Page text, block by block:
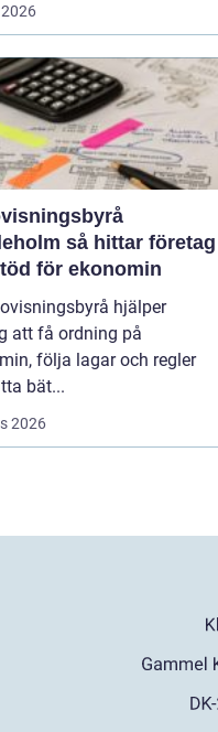
hittar företag
för ekonomin
hjälper
att få ordning på
följa lagar och regler
bät...
2026